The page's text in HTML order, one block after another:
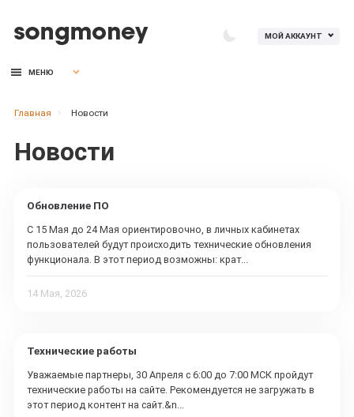
МОЙ АККАУНТ
МЕНЮ
Главная Новости
Новости
Обновление ПО
С 15 Мая до 24 Мая ориентировочно, в личных кабинетах
пользователей будут происходить технические обновления
функционала. В этот период возможны: крат...
14 Мая, 2026
Технические работы
Уважаемые партнеры, 30 Апреля с 6:00 до 7:00 МСК пройдут
технические работы на сайте. Рекомендуется не загружать в
этот период контент на сайт.&n...